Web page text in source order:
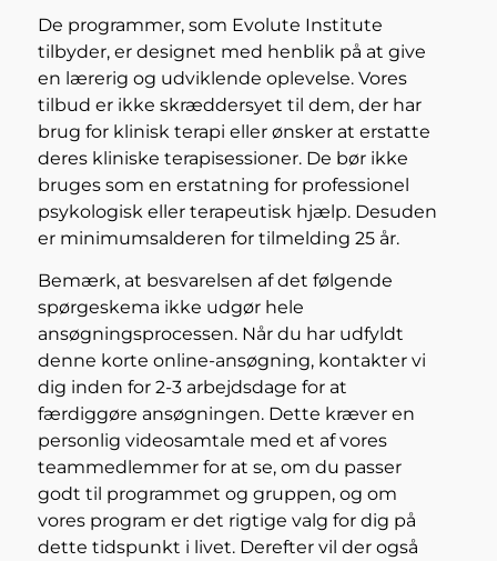
De programmer, som Evolute Institute
tilbyder, er designet med henblik på at give
en lærerig og udviklende oplevelse. Vores
tilbud er ikke skræddersyet til dem, der har
brug for klinisk terapi eller ønsker at erstatte
deres kliniske terapisessioner. De bør ikke
bruges som en erstatning for professionel
psykologisk eller terapeutisk hjælp. Desuden
er minimumsalderen for tilmelding 25 år.
Bemærk, at besvarelsen af det følgende
spørgeskema ikke udgør hele
ansøgningsprocessen. Når du har udfyldt
denne korte online-ansøgning, kontakter vi
dig inden for 2-3 arbejdsdage for at
færdiggøre ansøgningen. Dette kræver en
personlig videosamtale med et af vores
teammedlemmer for at se, om du passer
godt til programmet og gruppen, og om
vores program er det rigtige valg for dig på
dette tidspunkt i livet. Derefter vil der også